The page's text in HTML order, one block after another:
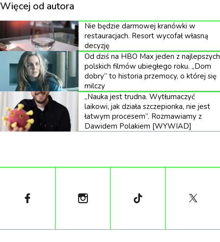
Przed zdjęciami obsada przez trzy miesiące ćwiczyła
pod kierunkiem Oscara Ichazo z Instytutu Arica —
medytacja zen, sufi, joga, Kabała, I Ching i nauki
Gurdżijewa. Następnie wszyscy przez miesiąc
mieszkali razem w domu Jodorowskiego. Na planie
reżyser, zgodnie z instrukcjami swojego nauczyciela
buddyjskiego, nie spał przez tydzień. Aktorzy
podczas kręcenia jednej ze scen dostali psylocybinę.
Ścieżkę dźwiękową improwizował trębacz jazzowy
Film przez 35 lat pozostawał praktycznie
Meksyk odmówił uznania go za dobro kultury
2007 roku. Na końcu Jodorowsky, grający
Więcej od autora
Nie będzie darmowej kranówki w
restauracjach. Resort wycofał własną
decyzję
Od dziś na HBO Max jeden z najlepszych
polskich filmów ubiegłego roku. „Dom
dobry” to historia przemocy, o której się
milczy
„Nauka jest trudna. Wytłumaczyć
laikowi, jak działa szczepionka, nie jest
łatwym procesem”. Rozmawiamy z
Dawidem Polakiem [WYWIAD]